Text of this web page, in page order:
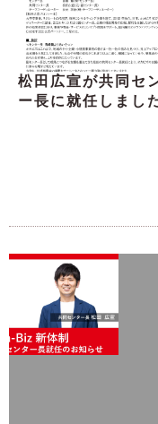
松田広宣が共同セ
ー長に就任しまし